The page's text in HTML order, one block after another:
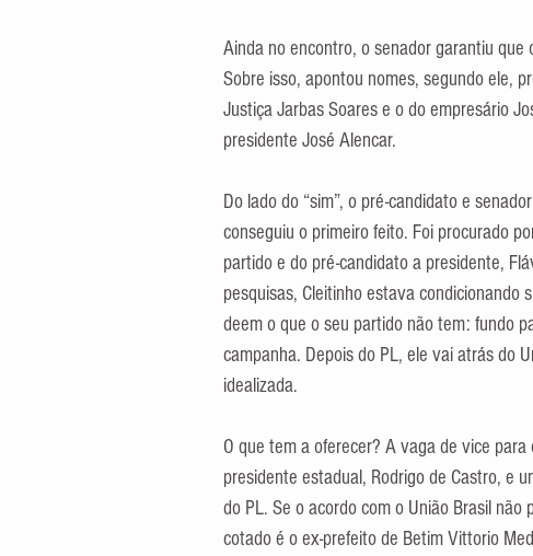
Ainda no encontro, o senador garantiu
Sobre isso, apontou nomes, segundo ele,
Justiça Jarbas Soares e o do empresário
presidente José Alencar.
Do lado do “sim”, o pré-candidato e
conseguiu o primeiro feito. Foi procurado
partido e do pré-candidato a presidente,
pesquisas, Cleitinho estava condicionando
deem o que o seu partido não tem: fundo
campanha. Depois do PL, ele vai atrás do
idealizada.
O que tem a oferecer? A vaga de vice
presidente estadual, Rodrigo de Castro, e
do PL. Se o acordo com o União Brasil
cotado é o ex-prefeito de Betim Vittorio